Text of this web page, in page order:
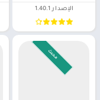
الإصدار 1.40.1
محدث